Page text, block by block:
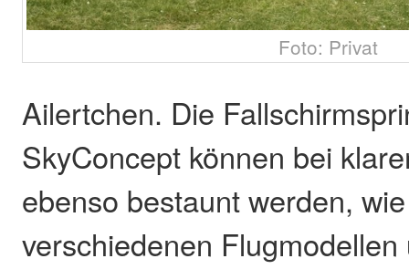
Foto: Privat
Ailertchen. Die
SkyConcept können bei
ebenso bestaunt werden,
verschiedenen